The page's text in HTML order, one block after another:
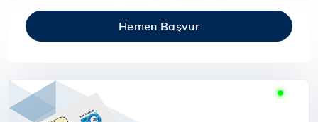
Hemen Başvur